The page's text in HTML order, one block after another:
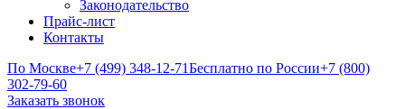
Законодательство
Прайс-лист
Контакты
По Москве+7 (499) 348-12-71Бесплатно по России+7 (800)
302-79-60
Заказать звонок